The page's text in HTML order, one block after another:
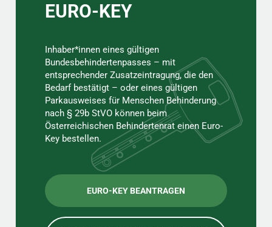
EURO-KEY
Inhaber*innen eines gültigen
Bundesbehindertenpasses – mit
entsprechender Zusatzeintragung, die den
Bedarf bestätigt – oder eines gültigen
Parkausweises für Menschen Behinderung
nach § 29b StVO können beim
Österreichischen Behindertenrat einen Euro-
Key bestellen.
EURO-KEY BEANTRAGEN